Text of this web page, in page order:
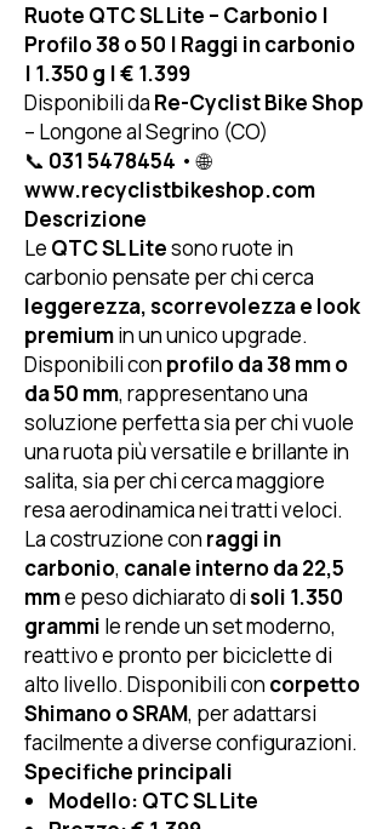
Ruote QTC SL Lite – Carbonio |
Profilo 38 o 50 | Raggi in carbonio
| 1.350 g | € 1.399
Disponibili da Re-Cyclist Bike Shop
– Longone al Segrino (CO)
📞 031 5478454 • 🌐
www.recyclistbikeshop.com
Descrizione
Le QTC SL Litesono ruote in
carbonio pensate per chi cerca
leggerezza, scorrevolezza e look
premiumin un unico upgrade.
Disponibili con profilo da 38 mm o
da 50 mm, rappresentano una
soluzione perfetta sia per chi vuole
una ruota più versatile e brillante in
salita, sia per chi cerca maggiore
resa aerodinamica nei tratti veloci.
La costruzione con raggi in
carbonio, canale interno da 22,5
mme peso dichiarato disoli 1.350
grammi le rende un set moderno,
reattivo e pronto per biciclette di
alto livello. Disponibili con corpetto
Shimano o SRAM, per adattarsi
facilmente a diverse configurazioni.
Specifiche principali
Modello: QTC SL Lite